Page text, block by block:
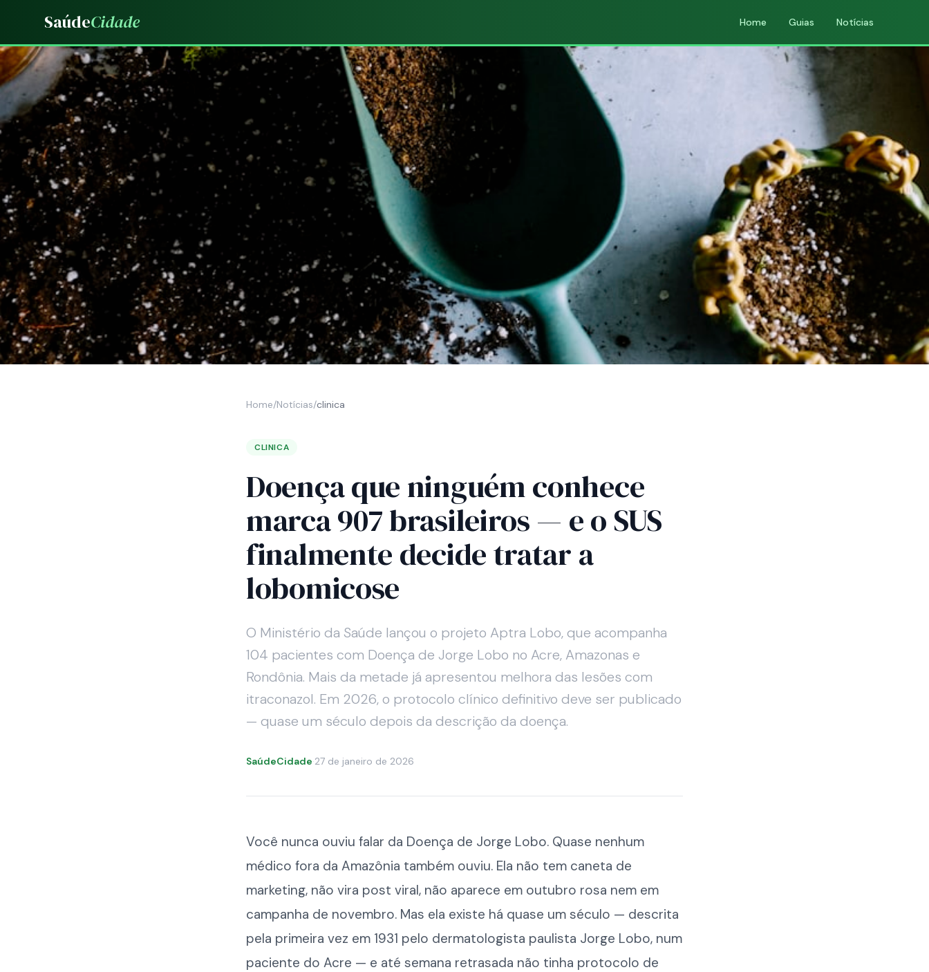
SaúdeCidade Home Guias Notícias
Home/Notícias/clinica
CLINICA
Doença que ninguém conhece
marca 907 brasileiros — e o SUS
finalmente decide tratar a
lobomicose
O Ministério da Saúde lançou o projeto Aptra Lobo, que acompanha
104 pacientes com Doença de Jorge Lobo no Acre, Amazonas e
Rondônia. Mais da metade já apresentou melhora das lesões com
itraconazol. Em 2026, o protocolo clínico definitivo deve ser publicado
— quase um século depois da descrição da doença.
SaúdeCidade·27 de janeiro de 2026
Você nunca ouviu falar da Doença de Jorge Lobo. Quase nenhum
médico fora da Amazônia também ouviu. Ela não tem caneta de
marketing, não vira post viral, não aparece em outubro rosa nem em
campanha de novembro. Mas ela existe há quase um século — descrita
pela primeira vez em 1931 pelo dermatologista paulista Jorge Lobo, num
paciente do Acre — e até semana retrasada não tinha protocolo de